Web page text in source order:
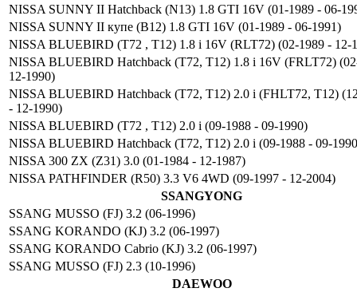
NISSA SUNNY II Hatchback (N13) 1.8 GTI 16V (01-1989 - 06-
NISSA SUNNY II купе (B12) 1.8 GTI 16V (01-1989 - 06-1991)
NISSA BLUEBIRD (T72 , T12) 1.8 i 16V (RLT72) (02-1989 - 12-
NISSA BLUEBIRD Hatchback (T72, T12) 1.8 i 16V (FRLT72)
12-1990)
NISSA BLUEBIRD Hatchback (T72, T12) 2.0 i (FHLT72, T12)
- 12-1990)
NISSA BLUEBIRD (T72 , T12) 2.0 i (09-1988 - 09-1990)
NISSA BLUEBIRD Hatchback (T72, T12) 2.0 i (09-1988 - 09-
NISSA 300 ZX (Z31) 3.0 (01-1984 - 12-1987)
NISSA PATHFINDER (R50) 3.3 V6 4WD (09-1997 - 12-2004)
SSANGYONG
SSANG MUSSO (FJ) 3.2 (06-1996)
SSANG KORANDO (KJ) 3.2 (06-1997)
SSANG KORANDO Cabrio (KJ) 3.2 (06-1997)
SSANG MUSSO (FJ) 2.3 (10-1996)
DAEWOO